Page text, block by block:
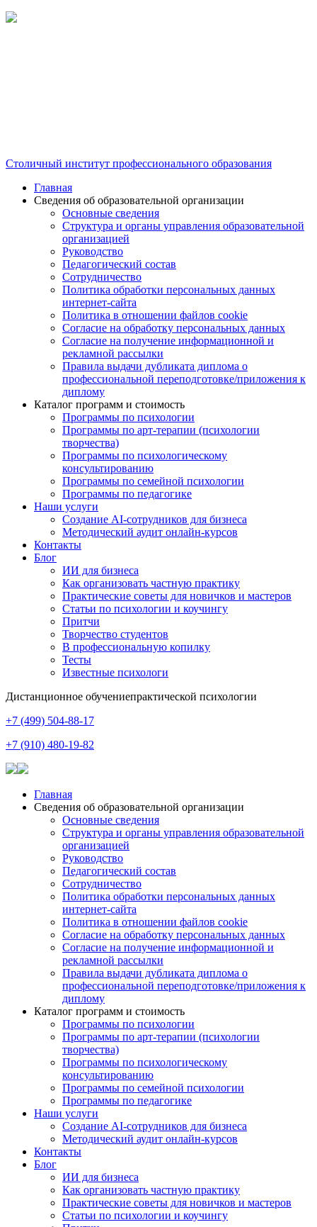
Столичный институт профессионального образования
Главная
Сведения об образовательной организации
Основные сведения
Структура и органы управления образовательной
организацией
Руководство
Педагогический состав
Сотрудничество
Политика обработки персональных данных
интернет-сайта
Политика в отношении файлов cookie
Согласие на обработку персональных данных
Согласие на получение информационной и
рекламной рассылки
Правила выдачи дубликата диплома о
профессиональной переподготовке/приложения к
диплому
Каталог программ и стоимость
Программы по психологии
Программы по арт-терапии (психологии
творчества)
Программы по психологическому
консультированию
Программы по семейной психологии
Программы по педагогике
Наши услуги
Создание AI-сотрудников для бизнеса
Методический аудит онлайн-курсов
Контакты
Блог
ИИ для бизнеса
Как организовать частную практику
Практические советы для новичков и мастеров
Статьи по психологии и коучингу
Притчи
Творчество студентов
В профессиональную копилку
Тесты
Известные психологи
Дистанционное обучениепрактической психологии
+7 (499) 504-88-17
+7 (910) 480-19-82
Главная
Сведения об образовательной организации
Основные сведения
Структура и органы управления образовательной
организацией
Руководство
Педагогический состав
Сотрудничество
Политика обработки персональных данных
интернет-сайта
Политика в отношении файлов cookie
Согласие на обработку персональных данных
Согласие на получение информационной и
рекламной рассылки
Правила выдачи дубликата диплома о
профессиональной переподготовке/приложения к
диплому
Каталог программ и стоимость
Программы по психологии
Программы по арт-терапии (психологии
творчества)
Программы по психологическому
консультированию
Программы по семейной психологии
Программы по педагогике
Наши услуги
Создание AI-сотрудников для бизнеса
Методический аудит онлайн-курсов
Контакты
Блог
ИИ для бизнеса
Как организовать частную практику
Практические советы для новичков и мастеров
Статьи по психологии и коучингу